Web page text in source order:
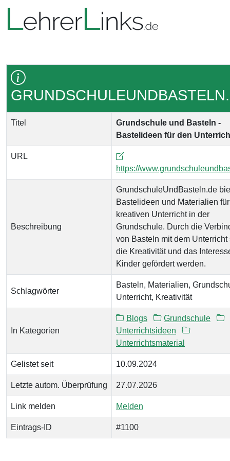
Titel
Grundschule und Basteln -
Bastelideen für den
URL
https://
Beschreibung
GrundschuleUndBasteln.de
Bastelideen und Materialien
kreativen Unterricht in der
Grundschule. Durch die
von Basteln mit dem Unterricht
die Kreativität und das
Kinder gefördert werden.
Schlagwörter
Basteln, Materialien,
Unterricht, Kreativität
In Kategorien
Blogs
Grundschule
Unterrichtsideen
Unterrichtsmaterial
Gelistet seit 10.09.2024
Letzte autom. Überprüfung 27.07.2026
Link melden Melden
Eintrags-ID #1100